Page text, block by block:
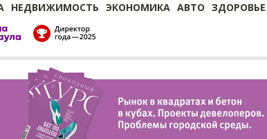
НЕДВИЖИМОСТЬ ЭКОНОМИКА АВТО ЗДОРОВЬЕ